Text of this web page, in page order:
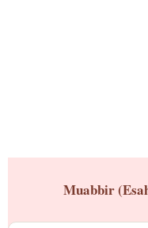
Muabbir